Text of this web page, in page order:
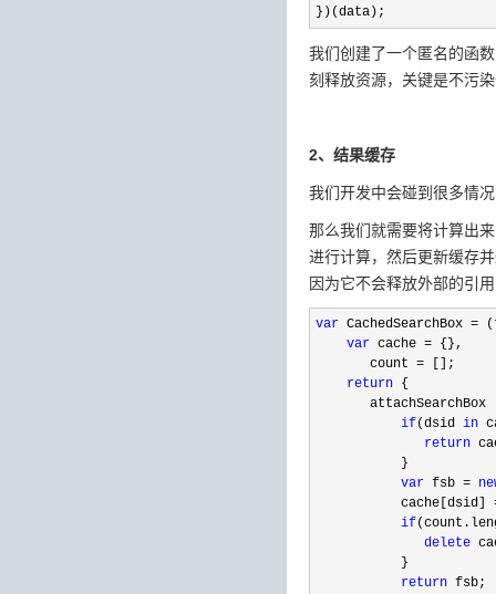
})(data);
我们创建了一个匿名的函
刻释放资源，关键是不污
2、结果缓存
我们开发中会碰到很多情
那么我们就需要将计算出
进行计算，然后更新缓存
因为它不会释放外部的引
var CachedSearchBox = (
var cache = {},
       count
= [];
return {
attachSearchBox
if(dsid in
return
           }
var fsb =
cache[dsid]
if
delete
           }
return